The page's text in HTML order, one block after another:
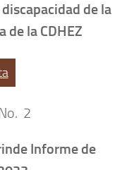
de la
de la CDHEZ
2
Informe de